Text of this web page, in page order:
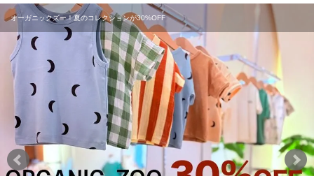
最新コレクションがついに半額！ サマーセール開催中